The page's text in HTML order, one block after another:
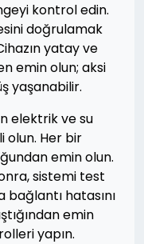
kontrol edin.
doğrulamak
yatay ve
emin olun; aksi
yaşanabilir.
elektrik ve su
olun. Her bir
emin olun.
sistemi test
bağlantı hatasını
emin
yapın.